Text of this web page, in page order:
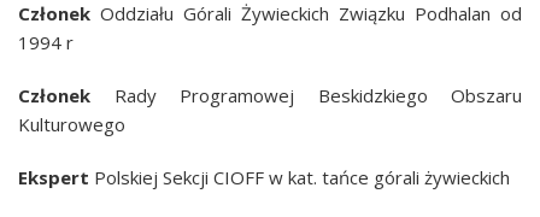
Członek Oddziału Górali Żywieckich Związku Podhalan od
1994 r
Członek Rady Programowej Beskidzkiego Obszaru
Kulturowego
Ekspert Polskiej Sekcji CIOFF w kat. tańce górali żywieckich